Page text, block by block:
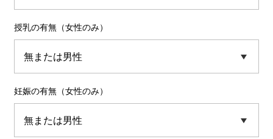
授乳の有無（女性のみ）
妊娠の有無（女性のみ）